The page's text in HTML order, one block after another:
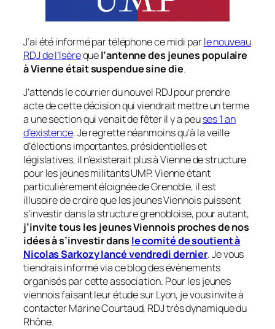
J’ai été informé par téléphone ce midi parle nouveau
RDJ de l’Isèrequel’antenne des jeunes populaire
à Vienne était suspendue sine die.
J’attends le courrier du nouvel RDJ pour prendre
acte de cette décision qui viendrait mettre un terme
a une section qui venait de fêter il y a peuses 1 an
d’existence. Je regrette néanmoins qu’à la veille
d’élections importantes, présidentielles et
législatives, il n’existerait plus à Vienne de structure
pour les jeunes militants UMP. Vienne étant
particulièrement éloignée de Grenoble, il est
illusoire de croire que les jeunes Viennois puissent
s’investir dans la structure grenobloise, pour autant,
j’invite tous les jeunes Viennois proches de nos
idées à s’investir dans le comité de soutient à
Nicolas Sarkozy lancé vendredi dernier. Je vous
tiendrais informé via ce blog des évènements
organisés par cette association. Pour les jeunes
viennois faisant leur étude sur Lyon, je vous invite à
contacter Marine Courtaud, RDJ très dynamique du
Rhône.